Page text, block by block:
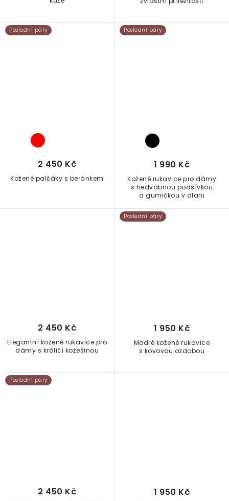
Kožené palčáky s beránkem
Poslední páry
2 450 Kč
Kožené rukavice pro dámy
s hedvábnou podšívkou
a gumičkou v dlani
Poslední páry
1 990 Kč
Elegantní kožené rukavice pro
dámy s králičí kožešinou
2 450 Kč
Modré kožené rukavice
s kovovou ozdobou
Poslední páry
1 950 Kč
Poslední páry
2 450 Kč 1 950 Kč